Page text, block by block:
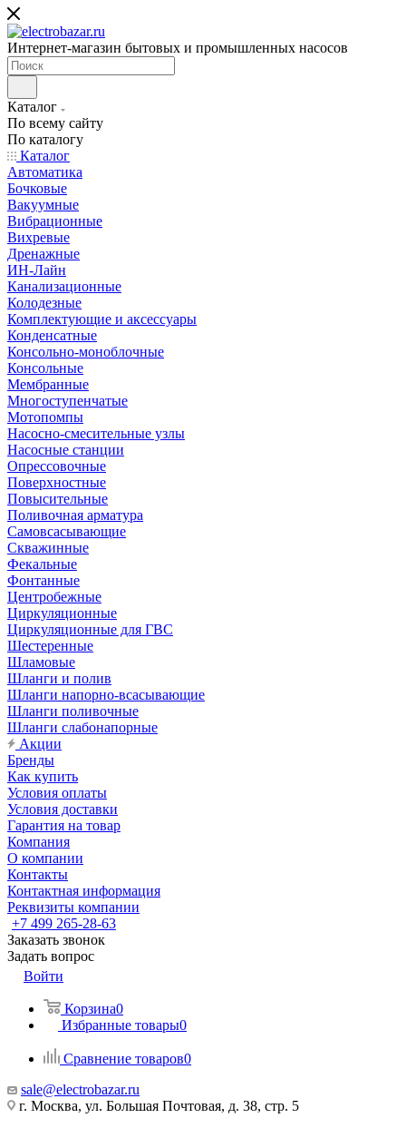
Интернет-магазин бытовых и промышленных насосов
Каталог
По всему сайту
По каталогу
Каталог
Автоматика
Бочковые
Вакуумные
Вибрационные
Вихревые
Дренажные
ИН-Лайн
Канализационные
Колодезные
Комплектующие и аксессуары
Конденсатные
Консольно-моноблочные
Консольные
Мембранные
Многоступенчатые
Мотопомпы
Насосно-смесительные узлы
Насосные станции
Опрессовочные
Поверхностные
Повысительные
Поливочная арматура
Самовсасывающие
Скважинные
Фекальные
Фонтанные
Центробежные
Циркуляционные
Циркуляционные для ГВС
Шестеренные
Шламовые
Шланги и полив
Шланги напорно-всасывающие
Шланги поливочные
Шланги слабонапорные
Акции
Бренды
Как купить
Условия оплаты
Условия доставки
Гарантия на товар
Компания
О компании
Контакты
Контактная информация
Реквизиты компании
+7 499 265-28-63
Заказать звонок
Задать вопрос
Войти
Корзина0
Избранные товары0
Сравнение товаров0
sale@electrobazar.ru
г. Москва, ул. Большая Почтовая, д. 38, стр. 5